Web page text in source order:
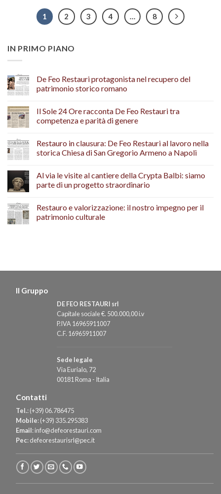
1 2 3 4 8
IN PRIMO PIANO
De Feo Restauri protagonista nel recupero del
patrimonio storico romano
Il Sole 24 Ore racconta De Feo Restauri tra
competenza e parità di genere
Restauro in clausura: De Feo Restauri al lavoro nella
storica Chiesa di San Gregorio Armeno a Napoli
Al via le visite al cantiere della Crypta Balbi: siamo
parte di un progetto straordinario
Restauro e valorizzazione: il nostro impegno per il
patrimonio culturale
Il Gruppo
DE FEO RESTAURI srl
Capitale sociale €. 500.000,00 i.v
P.IVA 16965911007
C.F. 16965911007
Sede legale
Via Eurialo, 72
00181 Roma - Italia
Contatti
Tel.:(+39) 06.786475
Mobile:(+39) 335.295383
Email:info@defeorestauri.com
Pec:defeorestaurisrl@pec.it